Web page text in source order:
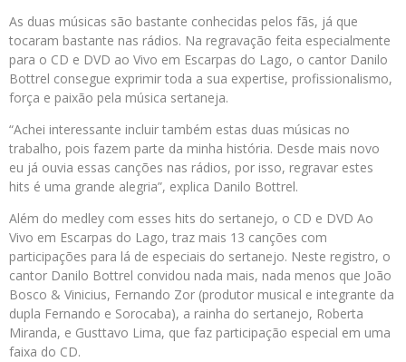
As duas músicas são bastante conhecidas pelos fãs, já que
tocaram bastante nas rádios. Na regravação feita especialmente
para o CD e DVD ao Vivo em Escarpas do Lago, o cantor Danilo
Bottrel consegue exprimir toda a sua expertise, profissionalismo,
força e paixão pela música sertaneja.
“Achei interessante incluir também estas duas músicas no
trabalho, pois fazem parte da minha história. Desde mais novo
eu já ouvia essas canções nas rádios, por isso, regravar estes
hits é uma grande alegria”, explica Danilo Bottrel.
Além do medley com esses hits do sertanejo, o CD e DVD Ao
Vivo em Escarpas do Lago, traz mais 13 canções com
participações para lá de especiais do sertanejo. Neste registro, o
cantor Danilo Bottrel convidou nada mais, nada menos que João
Bosco & Vinicius, Fernando Zor (produtor musical e integrante da
dupla Fernando e Sorocaba), a rainha do sertanejo, Roberta
Miranda, e Gusttavo Lima, que faz participação especial em uma
faixa do CD.